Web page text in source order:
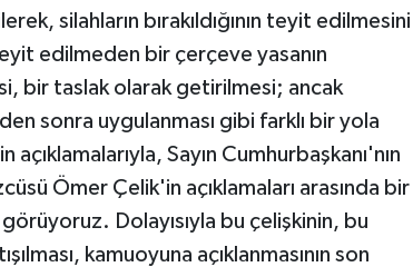
silahların bırakıldığının teyit edilmesini
edilmeden bir çerçeve yasanın
bir taslak olarak getirilmesi; ancak
sonra uygulanması gibi farklı bir yola
Sayın Cumhurbaşkanı'nın
Ömer Çelik'in açıklamaları arasında bir
Dolayısıyla bu çelişkinin, bu
kamuoyuna açıklanmasının son